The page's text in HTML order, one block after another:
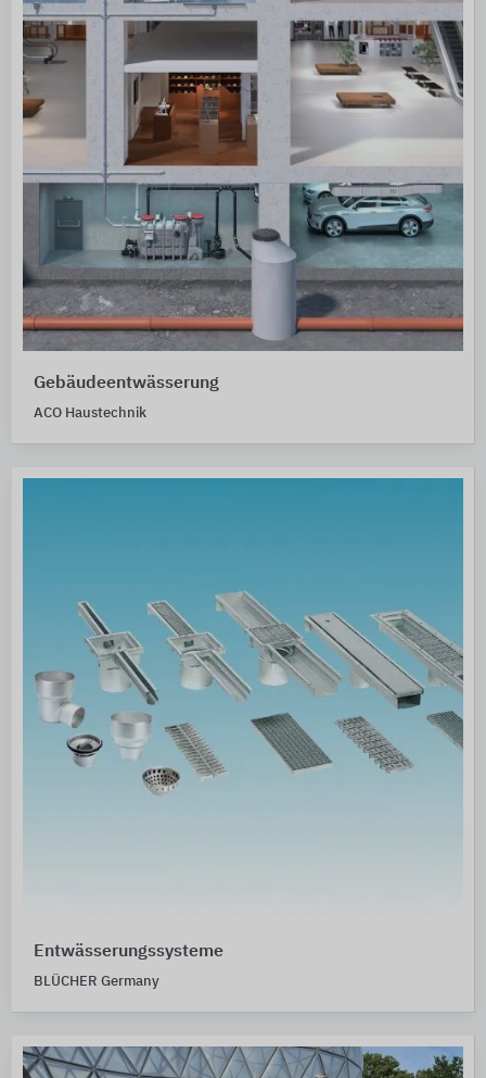
Gebäudeentwässerung
ACO Haustechnik
Entwässerungssysteme
BLÜCHER Germany